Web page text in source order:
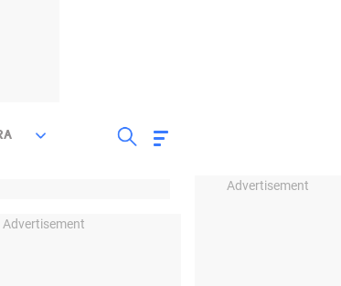
Advertisement
Advertisement